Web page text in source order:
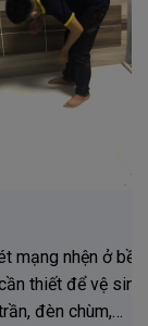
mạng nhện ở bề
thiết để vệ sinh
đèn chùm,…